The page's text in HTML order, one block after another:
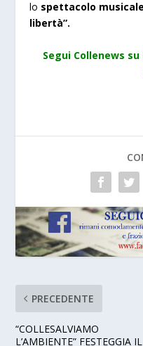
lo spettacolo
libertà”.
Segui Collenews su
PRECEDENTE
“COLLESALVIAMO
L’AMBIENTE” FESTEGGIA IL